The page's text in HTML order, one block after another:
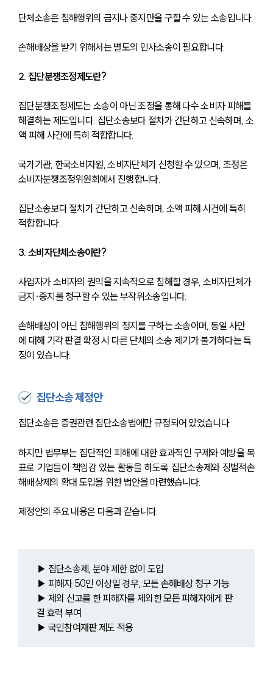
단체소송은 침해행위의 금지나 중지만을 구할 수 있는 소송입니다.
손해배상을 받기 위해서는 별도의 민사소송이 필요합니다.
2. 집단분쟁조정제도란?
집단분쟁조정제도는 소송이 아닌 조정을 통해 다수 소비자 피해를
해결하는 제도입니다. 집단소송보다 절차가 간단하고 신속하며, 소
액 피해 사건에 특히 적합합니다.
국가기관, 한국소비자원, 소비자단체가 신청할 수 있으며, 조정은
소비자분쟁조정위원회에서 진행합니다.
집단소송보다 절차가 간단하고 신속하며, 소액 피해 사건에 특히
적합합니다.
3. 소비자단체소송이란?
사업자가 소비자의 권익을 지속적으로 침해할 경우, 소비자단체가
금지·중지를 청구할 수 있는 부작위소송입니다.
손해배상이 아닌 침해행위의 정지를 구하는 소송이며, 동일 사안
에 대해 기각 판결 확정 시 다른 단체의 소송 제기가 불가하다는 특
징이 있습니다.
집단소송 제정안
집단소송은 증권관련 집단소송법에만 규정되어 있었습니다.
하지만 법무부는 집단적인 피해에 대한 효과적인 구제와 예방을 목
표로 기업들이 책임감 있는 활동을 하도록 집단소송제와 징벌적손
해배상제의 확대 도입을 위한 법안을 마련했습니다.
제정안의 주요 내용은 다음과 같습니다.
▶ 집단소송제, 분야 제한 없이 도입
▶ 피해자 50인 이상일 경우, 모든 손해배상 청구 가능
▶ 제외 신고를 한 피해자를 제외한 모든 피해자에게 판
결 효력 부여
▶ 국민참여재판 제도 적용